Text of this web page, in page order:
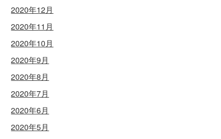
2020年12月
2020年11月
2020年10月
2020年9月
2020年8月
2020年7月
2020年6月
2020年5月